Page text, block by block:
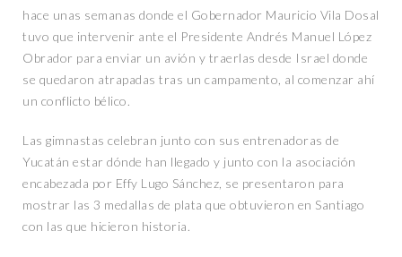
hace unas semanas donde el Gobernador Mauricio Vila Dosal
tuvo que intervenir ante el Presidente Andrés Manuel López
Obrador para enviar un avión y traerlas desde Israel donde
se quedaron atrapadas tras un campamento, al comenzar ahí
un conflicto bélico.
Las gimnastas celebran junto con sus entrenadoras de
Yucatán estar dónde han llegado y junto con la asociación
encabezada por Effy Lugo Sánchez, se presentaron para
mostrar las 3 medallas de plata que obtuvieron en Santiago
con las que hicieron historia.